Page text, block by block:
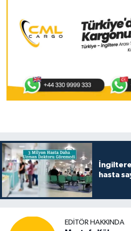
hasta
EDITÖR HAKKINDA